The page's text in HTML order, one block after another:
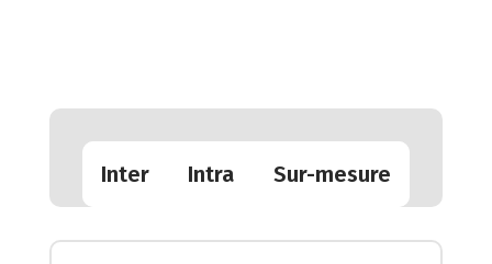
Inter Intra Sur-mesure